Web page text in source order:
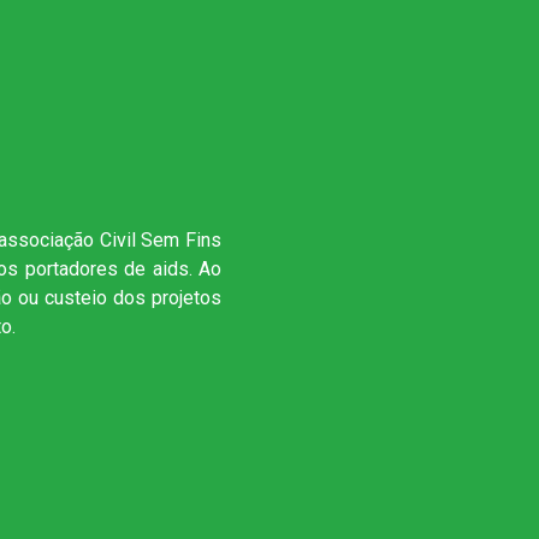
Civil Sem Fins
portadores de aids. Ao
ou custeio dos projetos